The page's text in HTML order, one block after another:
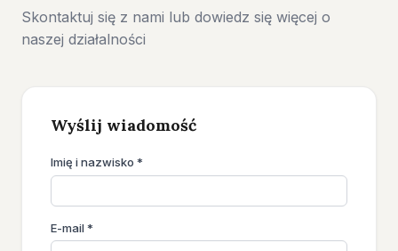
Skontaktuj się z nami lub dowiedz się więcej o
naszej działalności
Wyślij wiadomość
Imię i nazwisko *
E-mail *